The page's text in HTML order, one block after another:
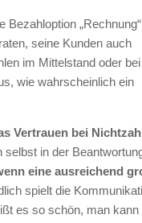
seine Kunden auch
im Mittelstand oder
wie wahrscheinlich ein
Vertrauen bei
selbst in der
eine ausreichend
spielt die
es so schön, man kann